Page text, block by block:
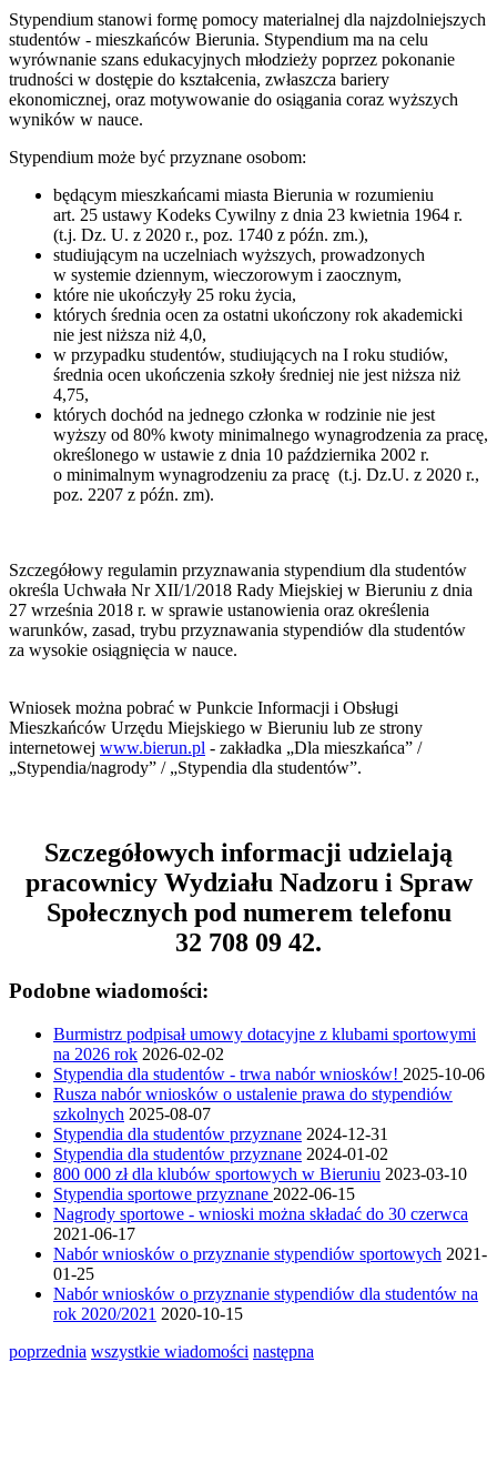
Stypendium stanowi formę pomocy materialnej dla najzdolniejszych
studentów - mieszkańców Bierunia. Stypendium ma na celu
wyrównanie szans edukacyjnych młodzieży poprzez pokonanie
trudności w dostępie do kształcenia, zwłaszcza bariery
ekonomicznej, oraz motywowanie do osiągania coraz wyższych
wyników w nauce.
Stypendium może być przyznane osobom:
będącym mieszkańcami miasta Bierunia w rozumieniu
art. 25 ustawy Kodeks Cywilny z dnia 23 kwietnia 1964 r.
(t.j. Dz. U. z 2020 r., poz. 1740 z późn. zm.),
studiującym na uczelniach wyższych, prowadzonych
w systemie dziennym, wieczorowym i zaocznym,
które nie ukończyły 25 roku życia,
których średnia ocen za ostatni ukończony rok akademicki
nie jest niższa niż 4,0,
w przypadku studentów, studiujących na I roku studiów,
średnia ocen ukończenia szkoły średniej nie jest niższa niż
4,75,
których dochód na jednego członka w rodzinie nie jest
wyższy od 80% kwoty minimalnego wynagrodzenia za pracę,
określonego w ustawie z dnia 10 października 2002 r.
o minimalnym wynagrodzeniu za pracę (t.j. Dz.U. z 2020 r.,
poz. 2207 z późn. zm).
Szczegółowy regulamin przyznawania stypendium dla studentów
określa Uchwała Nr XII/1/2018 Rady Miejskiej w Bieruniu z dnia
27 września 2018 r. w sprawie ustanowienia oraz określenia
warunków, zasad, trybu przyznawania stypendiów dla studentów
za wysokie osiągnięcia w nauce.
Wniosek można pobrać w Punkcie Informacji i Obsługi
Mieszkańców Urzędu Miejskiego w Bieruniu lub ze strony
internetowej www.bierun.pl - zakładka „Dla mieszkańca” /
„Stypendia/nagrody” / „Stypendia dla studentów”.
Szczegółowych informacji udzielają
pracownicy Wydziału Nadzoru i Spraw
Społecznych pod numerem telefonu
32 708 09 42.
Podobne wiadomości:
Burmistrz podpisał umowy dotacyjne z klubami sportowymi
na 2026 rok 2026-02-02
Stypendia dla studentów - trwa nabór wniosków! 2025-10-06
Rusza nabór wniosków o ustalenie prawa do stypendiów
szkolnych 2025-08-07
Stypendia dla studentów przyznane 2024-12-31
Stypendia dla studentów przyznane 2024-01-02
800 000 zł dla klubów sportowych w Bieruniu 2023-03-10
Stypendia sportowe przyznane 2022-06-15
Nagrody sportowe - wnioski można składać do 30 czerwca
2021-06-17
Nabór wniosków o przyznanie stypendiów sportowych 2021-
01-25
Nabór wniosków o przyznanie stypendiów dla studentów na
rok 2020/2021 2020-10-15
poprzednia wszystkie wiadomości następna